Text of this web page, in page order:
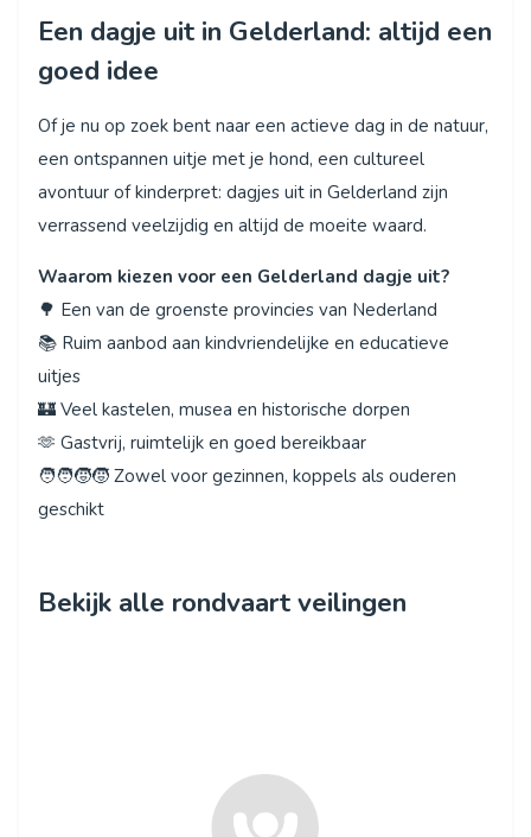
Een dagje uit in Gelderland: altijd een
goed idee
Of je nu op zoek bent naar een actieve dag in de natuur,
een ontspannen uitje met je hond, een cultureel
avontuur of kinderpret: dagjes uit in Gelderland zijn
verrassend veelzijdig en altijd de moeite waard.
Waarom kiezen voor een Gelderland dagje uit?
🌳 Een van de groenste provincies van Nederland
📚 Ruim aanbod aan kindvriendelijke en educatieve
uitjes
🏰 Veel kastelen, musea en historische dorpen
🫶 Gastvrij, ruimtelijk en goed bereikbaar
🧑‍🧑‍🧒‍🧒 Zowel voor gezinnen, koppels als ouderen
geschikt
Bekijk alle rondvaart veilingen